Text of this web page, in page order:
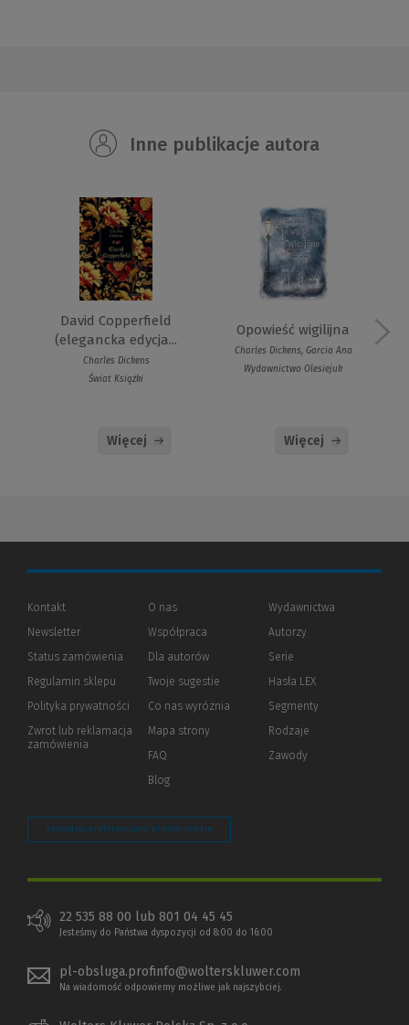
Inne publikacje autora
David Copperfield
(elegancka edycja...
Charles Dickens
Świat Książki
Więcej
Opowieść wigilijna
Charles Dickens, Garcia Ana
Wydawnictwo Olesiejuk
Więcej
Kontakt
Newsletter
Status zamówienia
Regulamin sklepu
Polityka prywatności (Nowe
(Link
innej
Zwrot lub reklamacja
zamówienia
O nas
Współpraca
Dla autorów(Nowe
(Link
innej
Twoje sugestie
Co nas wyróżnia
Mapa strony
FAQ
Blog
Wydawnictwa
Autorzy
Serie
Hasła LEX
Segmenty
Rodzaje
Zawody
Zarządzaj preferencjami plików cookie
22 535 88 00 lub 801 04 45 45
Jesteśmy do Państwa dyspozycji od 8:00 do 16:00
pl-obsluga.profinfo@wolterskluwer.com
Na wiadomość odpowiemy możliwe jak najszybciej.